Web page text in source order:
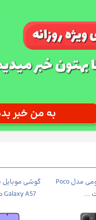
گوشی
Galaxy A57 دو سیم‌کارت ...
گوشی موبایل شیائومی مدل Poco